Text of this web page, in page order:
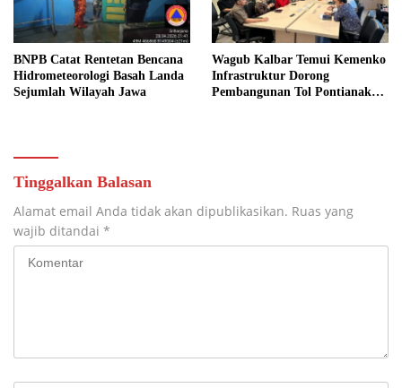
BNPB Catat Rentetan Bencana
Hidrometeorologi Basah Landa
Sejumlah Wilayah Jawa
Wagub Kalbar Temui Kemenko
Infrastruktur Dorong
Pembangunan Tol Pontianak
Tinggalkan Balasan
Alamat email Anda tidak akan dipublikasikan. Ruas yang
wajib ditandai *